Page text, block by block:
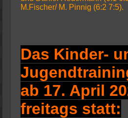
M.Fischer/ M. Pinnig (6:2 7:5).
Das Kinder-
ab 17. April
freitags statt: